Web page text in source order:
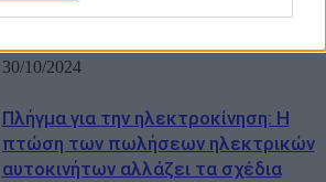
ρόλος της Κίνας, των συνδικάτων
30/10/2024
Πλήγμα για την ηλεκτροκίνηση: Η
πτώση των πωλήσεων ηλεκτρικών
αυτοκινήτων αλλάζει τα σχέδια